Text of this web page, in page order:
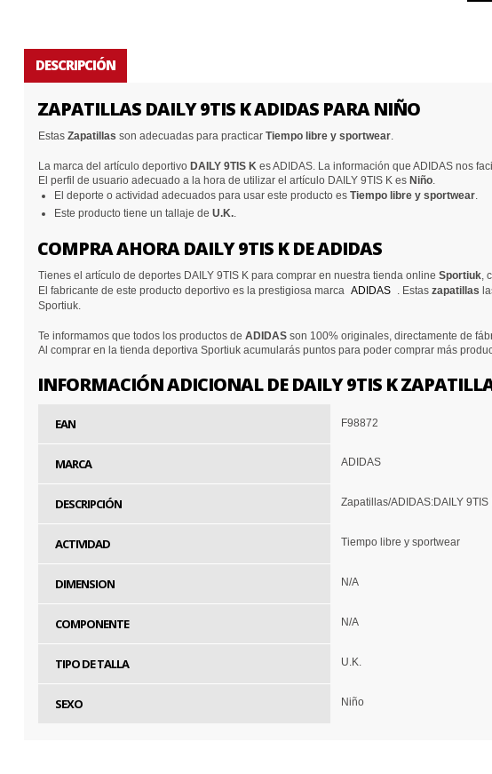
DESCRIPCIÓN
ZAPATILLAS DAILY 9TIS K ADIDAS PARA NIÑO
EstasZapatillas son adecuadas para practicarTiempo libre y sportwear.
La marca del artículo deportivo DAILY 9TIS K es ADIDAS. La información que ADIDAS nos
El perfil de usuario adecuado a la hora de utilizar el artículo DAILY 9TIS K es Niño.
El deporte o actividad adecuados para usar este producto esTiempo libre y sportwear.
Este producto tiene un tallaje deU.K..
COMPRA AHORA DAILY 9TIS K DE ADIDAS
Tienes el artículo de deportes DAILY 9TIS K para comprar en nuestra tienda onlineSportiuk,
El fabricante de este producto deportivo es la prestigiosa marca ADIDAS . Estaszapatillas
Sportiuk.
Te informamos que todos los productos deADIDAS son 100% originales, directamente de
Al comprar en la tienda deportiva Sportiuk acumularás puntos para poder comprar más
INFORMACIÓN ADICIONAL DE DAILY 9TIS K
EAN F98872
MARCA ADIDAS
DESCRIPCIÓN Zapatillas/ADIDAS:DAILY 9TIS
ACTIVIDAD Tiempo libre y sportwear
DIMENSION N/A
COMPONENTE N/A
TIPO DE TALLA U.K.
SEXO Niño